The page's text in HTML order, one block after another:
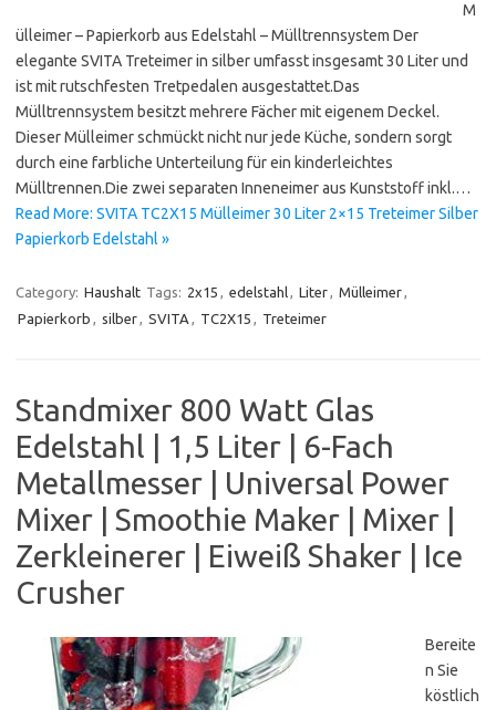
M
ülleimer – Papierkorb aus Edelstahl – Mülltrennsystem Der
elegante SVITA Treteimer in silber umfasst insgesamt 30 Liter und
ist mit rutschfesten Tretpedalen ausgestattet.Das
Mülltrennsystem besitzt mehrere Fächer mit eigenem Deckel.
Dieser Mülleimer schmückt nicht nur jede Küche, sondern sorgt
durch eine farbliche Unterteilung für ein kinderleichtes
Mülltrennen.Die zwei separaten Inneneimer aus Kunststoff inkl.…
Read More: SVITA TC2X15 Mülleimer 30 Liter 2×15 Treteimer Silber
Papierkorb Edelstahl »
Category: Haushalt Tags: 2x15 , edelstahl, Liter, Mülleimer,
Papierkorb , silber, SVITA , TC2X15 , Treteimer
Standmixer 800 Watt Glas
Edelstahl | 1,5 Liter | 6-Fach
Metallmesser | Universal Power
Mixer | Smoothie Maker | Mixer |
Zerkleinerer | Eiweiß Shaker | Ice
Crusher
Bereite
n Sie
köstlich